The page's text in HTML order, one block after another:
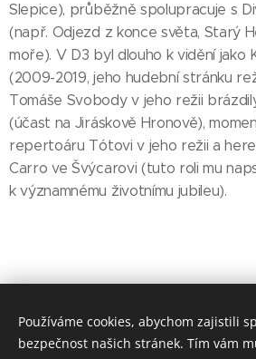
Slepice), průběžně spolupracuje s
(např. Odjezd z konce světa, Starý
moře). V D3 byl dlouho k vidění jako
(2009-2019, jeho hudební stránku
Tomáše Svobody v jeho režii
(účast na Jiráskově Hronově),
repertoáru Tótovi v jeho režii a
Carro ve Švýcarovi (tuto roli mu
k významnému životnímu jubileu).
Používáme cookies, abychom zajistili
bezpečnost našich stránek. Tím vám